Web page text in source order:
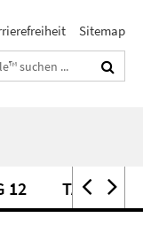
Sitemap
12 TAG 13